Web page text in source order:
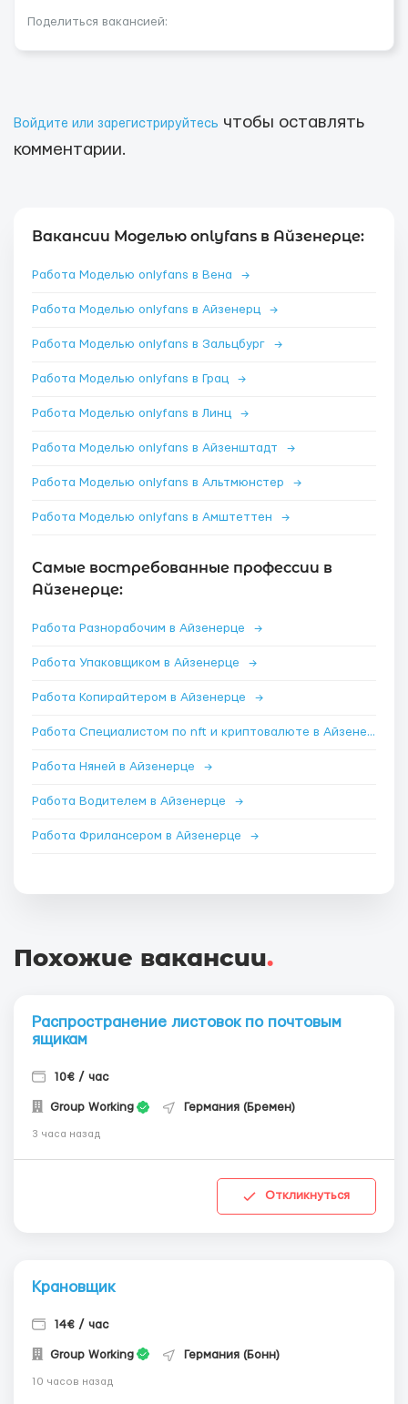
Поделиться вакансией:
Войдите или зарегистрируйтесь чтобы оставлять
комментарии.
Вакансии Моделью onlyfans в Айзенерце:
Работа Моделью onlyfans в Вена →
Работа Моделью onlyfans в Айзенерц →
Работа Моделью onlyfans в Зальцбург →
Работа Моделью onlyfans в Грац →
Работа Моделью onlyfans в Линц →
Работа Моделью onlyfans в Айзенштадт →
Работа Моделью onlyfans в Альтмюнстер →
Работа Моделью onlyfans в Амштеттен →
Самые востребованные профессии в
Айзенерце:
Работа Разнорабочим в Айзенерце →
Работа Упаковщиком в Айзенерце →
Работа Копирайтером в Айзенерце →
Работа Специалистом по nft и криптовалюте в Айзенерце
Работа Няней в Айзенерце →
Работа Водителем в Айзенерце →
Работа Фрилансером в Айзенерце →
Похожие вакансии.
Распространение листовок по почтовым
ящикам
10€ / час
Group Working Германия (Бремен)
3 часа назад
Откликнуться
Крановщик
14€ / час
Group Working Германия (Бонн)
10 часов назад